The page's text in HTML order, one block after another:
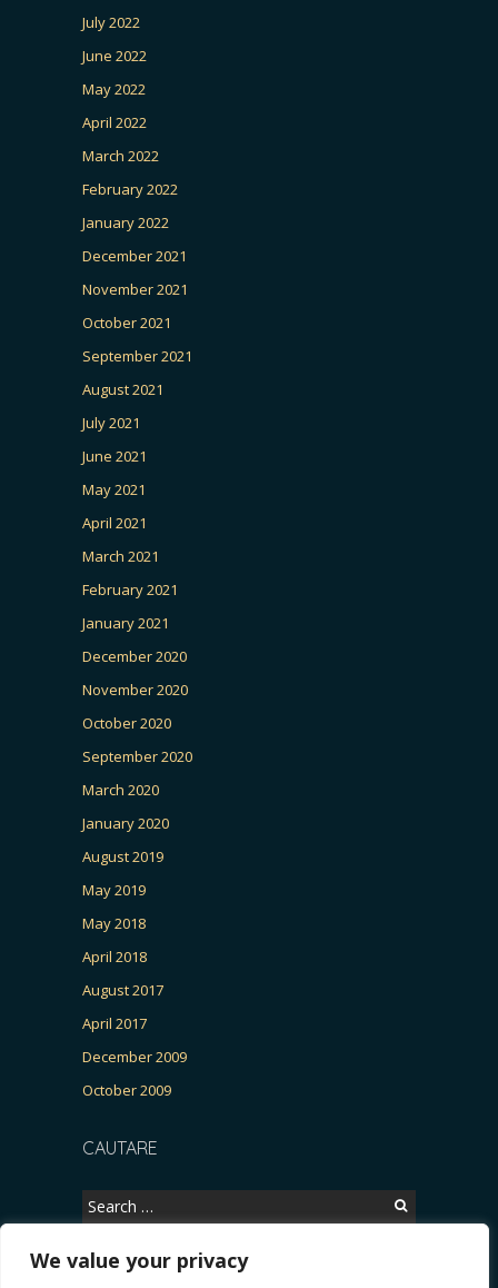
We value your privacy
July 2022
June 2022
May 2022
April 2022
March 2022
February 2022
January 2022
December 2021
November 2021
October 2021
September 2021
August 2021
July 2021
June 2021
May 2021
April 2021
March 2021
February 2021
January 2021
December 2020
November 2020
October 2020
September 2020
March 2020
January 2020
August 2019
May 2019
May 2018
April 2018
August 2017
April 2017
December 2009
October 2009
CAUTARE
Search
for: